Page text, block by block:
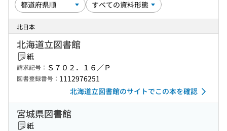
北日本
北海道立図書館
紙
請求記号： Ｓ７０２．１６／Ｐ
図書登録番号： 1112976251
北海道立図書館のサイトでこの本を確認
宮城県図書館
紙